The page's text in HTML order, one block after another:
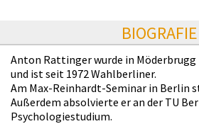
BIOGRAFIE
Anton Rattinger wurde in
und ist seit 1972 Wahlberliner.
Am Max-Reinhardt-Seminar in Berlin
Außerdem absolvierte er an der TU
Psychologiestudium.